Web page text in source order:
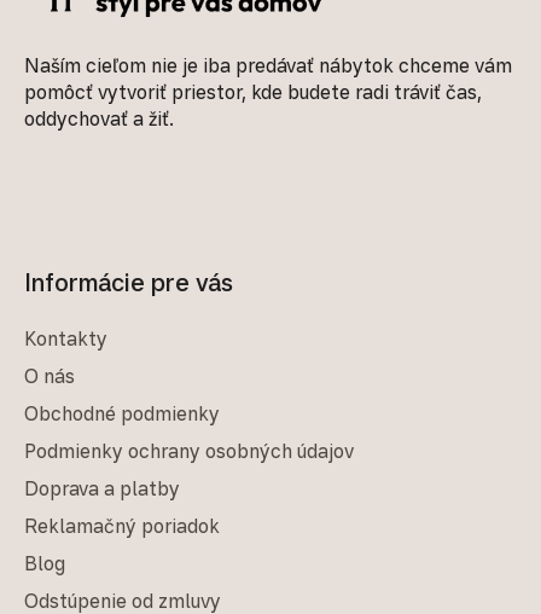
Naším cieľom nie je iba predávať nábytok chceme vám
pomôcť vytvoriť priestor, kde budete radi tráviť čas,
oddychovať a žiť.
Informácie pre vás
Kontakty
O nás
Obchodné podmienky
Podmienky ochrany osobných údajov
Doprava a platby
Reklamačný poriadok
Blog
Odstúpenie od zmluvy